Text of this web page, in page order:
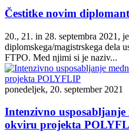
Čestitke novim
20., 21. in 28. septembra 2021,
diplomskega/magistrskega dela
FTPO. Med njimi si je naziv...
ponedeljek, 20. september 2021
Intenzivno
okviru projekta